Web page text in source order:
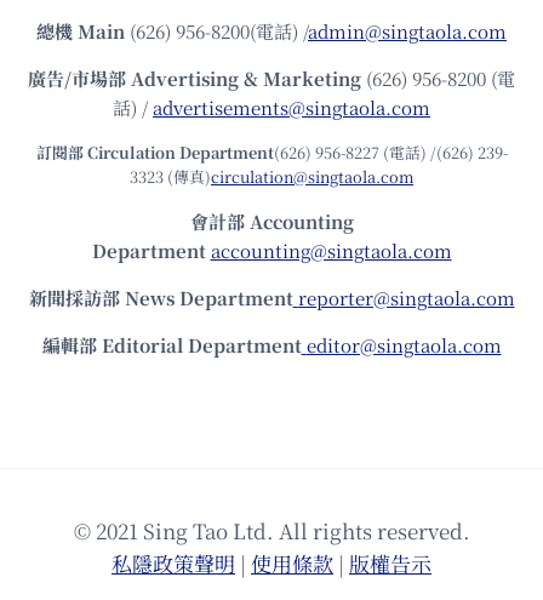
總機Main (626) 956-8200(電話) /admin@singtaola.com
廣告/市場部Advertising & Marketing (626) 956-8200 (電
話) /advertisements@singtaola.com
訂閱部 Circulation Department(626) 956-8227 (電話) /(626) 239-
3323 (傳真)circulation@singtaola.com
會計部 Accounting
Department accounting@singtaola.com
新聞採訪部 News Department reporter@singtaola.com
編輯部 Editorial Department editor@singtaola.com
© 2021 Sing Tao Ltd. All rights reserved.
私隱政策聲明 | 使⽤條款 | 版權告⽰